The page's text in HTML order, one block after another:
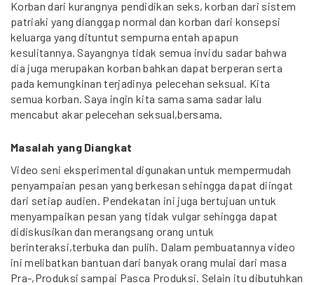
Korban dari kurangnya pendidikan seks, korban dari sistem
patriaki yang dianggap normal dan korban dari konsepsi
keluarga yang dituntut sempurna entah apapun
kesulitannya. Sayangnya tidak semua invidu sadar bahwa
dia juga merupakan korban bahkan dapat berperan serta
pada kemungkinan terjadinya pelecehan seksual. Kita
semua korban. Saya ingin kita sama sama sadar lalu
mencabut akar pelecehan seksual,bersama.
Masalah yang Diangkat
Video seni eksperimental digunakan untuk mempermudah
penyampaian pesan yang berkesan sehingga dapat diingat
dari setiap audien. Pendekatan ini juga bertujuan untuk
menyampaikan pesan yang tidak vulgar sehingga dapat
didiskusikan dan merangsang orang untuk
berinteraksi,terbuka dan pulih. Dalam pembuatannya video
ini melibatkan bantuan dari banyak orang mulai dari masa
Pra-,Produksi sampai Pasca Produksi. Selain itu dibutuhkan